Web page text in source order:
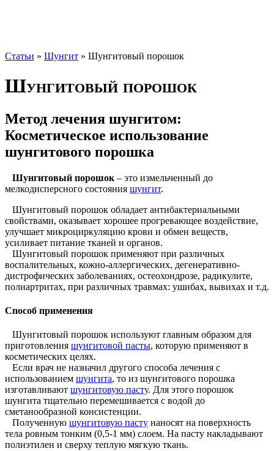
Статьи » Шунгит » Шунгитовый порошок
Шунгитовый порошок
Метод лечения шунгитом:
Косметическое использование
шунгитового порошка
Шунгитовый порошок – это измельченный до
мелкодисперсного состояния шунгит.
Шунгитовый порошок обладает антибактериальными
свойствами, оказывает хорошее прогревающее воздействие,
улучшает микроциркуляцию крови и обмен веществ,
усиливает питание тканей и органов.
Шунгитовый порошок применяют при различных
воспалительных, кожно-аллергических, дегенеративно-
дистрофических заболеваниях, остеохондрозе, радикулите,
полиартритах, при различных травмах: ушибах, вывихах и т.д.
Способ применения
Шунгитовый порошок используют главным образом для
приготовления шунгитовой пасты, которую применяют в
косметических целях.
Если врач не назначил другого способа лечения с
использованием шунгита, то из шунгитового порошка
изготавливают шунгитовую пасту. Для этого порошок
шунгита тщательно перемешивается с водой до
сметанообразной консистенции.
Полученную шунгитовую пасту наносят на поверхность
тела ровным тонким (0,5-1 мм) слоем. На пасту накладывают
полиэтилен и сверху теплую мягкую ткань.